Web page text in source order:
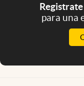
para una